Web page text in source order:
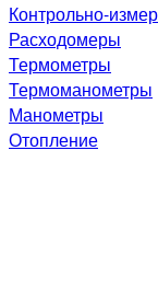
Контрольно-
Расходомеры
Термометры
Термоманометры
Манометры
Отопление